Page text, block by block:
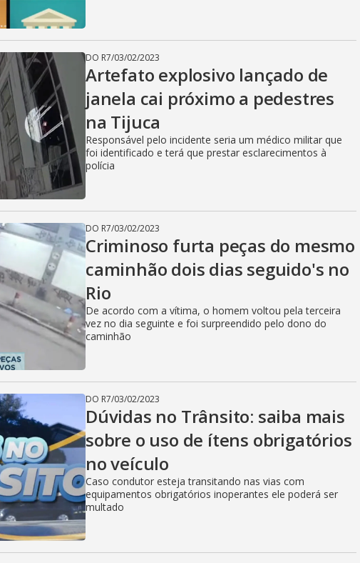
DO R7/03/02/2023
Artefato explosivo lançado de
janela cai próximo a pedestres
na Tijuca
Responsável pelo incidente seria um médico militar que
foi identificado e terá que prestar esclarecimentos à
polícia
DO R7/03/02/2023
Criminoso furta peças do mesmo
caminhão dois dias seguido's no
Rio
De acordo com a vítima, o homem voltou pela terceira
vez no dia seguinte e foi surpreendido pelo dono do
caminhão
DO R7/03/02/2023
Dúvidas no Trânsito: saiba mais
sobre o uso de ítens obrigatórios
no veículo
Caso condutor esteja transitando nas vias com
equipamentos obrigatórios inoperantes ele poderá ser
multado